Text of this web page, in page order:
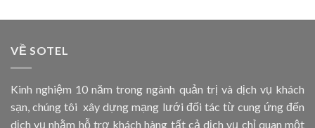
VỀ SOTEL
Kinh nghiệm 10 năm trong ngành quản trị và dịch vụ khách
sạn, chúng tôi xây dựng mạng lưới đối tác từ cung ứng đến
dịch vụ nhằm hỗ trợ khách hàng tất cả dịch vụ chỉ quan một